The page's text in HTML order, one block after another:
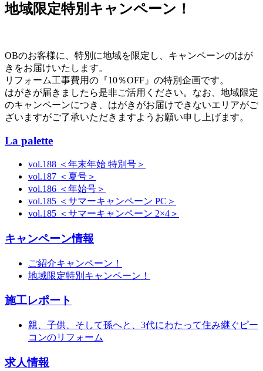
地域限定特別キャンペーン！
OBのお客様に、特別に地域を限定し、キャンペーンのはが
きをお届けいたします。
リフォーム工事費用の『10％OFF』の特別企画です。
はがきが届きましたら是非ご活用ください。なお、地域限定
のキャンペーンにつき、はがきがお届けできないエリアがご
ざいますがご了承いただきますようお願い申し上げます。
La palette
vol.188 ＜年末年始 特別号＞
vol.187 ＜夏号＞
vol.186 ＜年始号＞
vol.185 ＜サマーキャンペーン PC＞
vol.185 ＜サマーキャンペーン 2×4＞
キャンペーン情報
ご紹介キャンペーン！
地域限定特別キャンペーン！
施工レポート
親、子供、そして孫へと、3代にわたって住み継ぐピー
コンのリフォーム
求人情報